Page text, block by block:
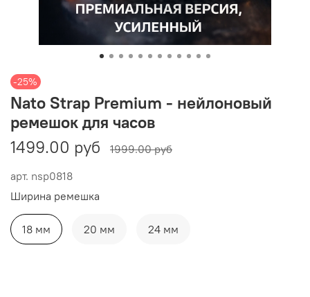
-25%
арт. nsp0818
Nato Strap Premium - нейлоновый
ремешок для часов
1499.00 руб
1999.00 руб
Ширина ремешка
18 мм 20 мм 24 мм